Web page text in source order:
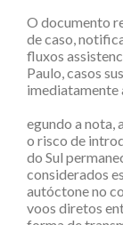
O documento
de caso,
fluxos
Paulo, casos
imediatamente
egundo a nota,
o risco de
do Sul
considerados
autóctone no
voos diretos